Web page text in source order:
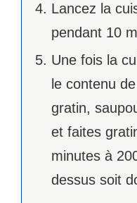
Lancez la
pendant 10
Une fois la
le contenu
gratin,
et faites
minutes à
dessus soit